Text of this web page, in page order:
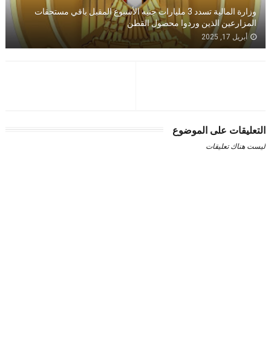
وزارة المالية تسدد 3 مليارات جنيه الأسبوع المقبل باقي مستحقات
المزارعين الذين وردوا محصول القطن
أبريل 17, 2025
التعليقات على الموضوع
ليست هناك تعليقات